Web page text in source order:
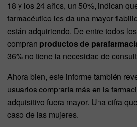
18 y los 24 años, un 50%, indican
farmacéutico les da una mayor
están adquiriendo. De entre todos
compran productos de
36% no tiene la necesidad de
Ahora bien, este informe también
usuarios compraría más en la
adquisitivo fuera mayor. Una cifra
caso de las mujeres.